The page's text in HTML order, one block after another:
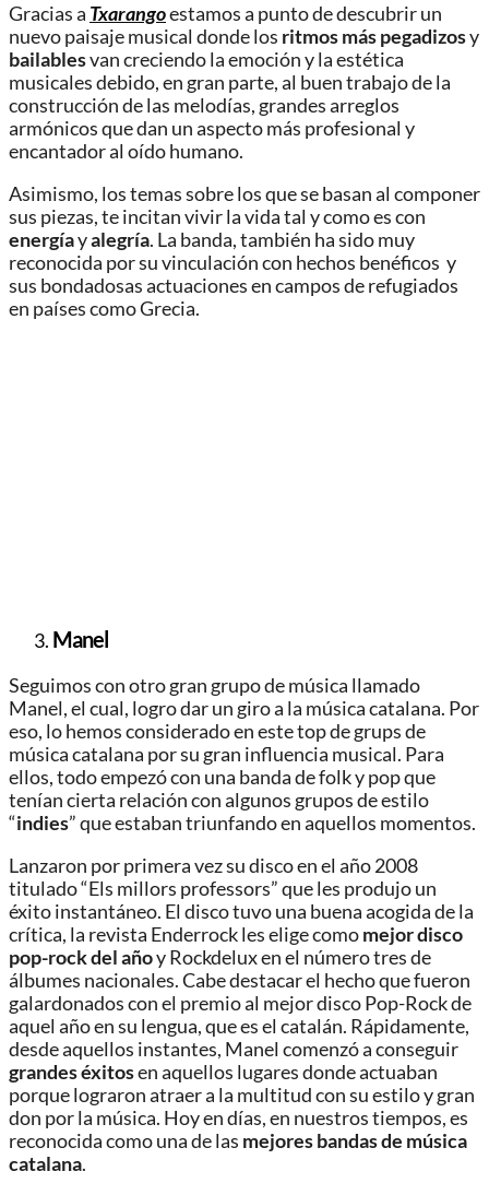
Gracias a Txarangoestamos a punto de descubrir un
nuevo paisaje musical donde los ritmos más pegadizosy
bailablesvan creciendo la emoción y la estética
musicales debido, en gran parte, al buen trabajo de la
construcción de las melodías, grandes arreglos
armónicos que dan un aspecto más profesional y
encantador al oído humano.
Asimismo, los temas sobre los que se basan al componer
sus piezas, te incitan vivir la vida tal y como es con
energíayalegría. La banda, también ha sido muy
reconocida por su vinculación con hechos benéficos y
sus bondadosas actuaciones en campos de refugiados
en países como Grecia.
Manel
Seguimos con otro gran grupo de música llamado
Manel, el cual, logro dar un giro a la música catalana. Por
eso, lo hemos considerado en este top de grups de
música catalana por su gran influencia musical. Para
ellos, todo empezó con una banda de folk y pop que
tenían cierta relación con algunos grupos de estilo
“indies” que estaban triunfando en aquellos momentos.
Lanzaron por primera vez su disco en el año 2008
titulado “Els millors professors” que les produjo un
éxito instantáneo. El disco tuvo una buena acogida de la
crítica, la revista Enderrock les elige comomejordisco
pop-rock del añoy Rockdelux en el número tres de
álbumes nacionales. Cabe destacar el hecho que fueron
galardonados con el premio al mejor disco Pop-Rock de
aquel año en su lengua, que es el catalán. Rápidamente,
desde aquellos instantes, Manel comenzó a conseguir
grandes éxitosen aquellos lugares donde actuaban
porque lograron atraer a la multitud con su estilo y gran
don por la música. Hoy en días, en nuestros tiempos, es
reconocida como una de las mejores bandas de música
catalana.